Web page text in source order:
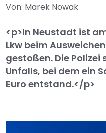
Von: Marek Nowak
<p>In Neustadt ist
Lkw beim
gestoßen. Die Polizei
Unfalls, bei dem ein
Euro entstand.</p>